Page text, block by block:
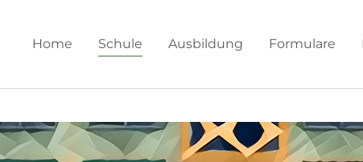
Home Schule Ausbildung Formulare